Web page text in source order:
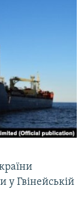
у Гвінейській